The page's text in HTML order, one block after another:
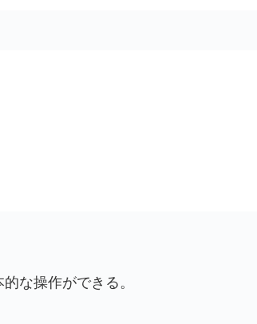
な操作ができる。